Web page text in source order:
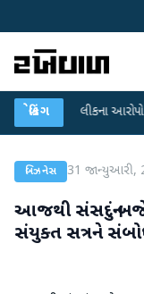
બ્રેકિંગ
લીકના આરોપો પર રાહુલ
બિઝનેસ 31 જાન્યુઆરી,
આજથી સંસદનું બજેટ
સંયુક્ત સત્રને